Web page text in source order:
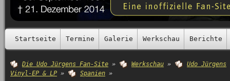
Startseite Termine Galerie Werkschau Berichte
Die Udo Jürgens Fan-Site » Werkschau » Udo Jürgens
Vinyl-EP & LP » Spanien »